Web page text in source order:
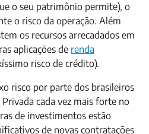
o seu patrimônio permite), o
o risco da operação. Além
os recursos arrecadados em
aplicações de renda
risco de crédito).
risco por parte dos brasileiros
cada vez mais forte no
de investimentos estão
de novas contratações